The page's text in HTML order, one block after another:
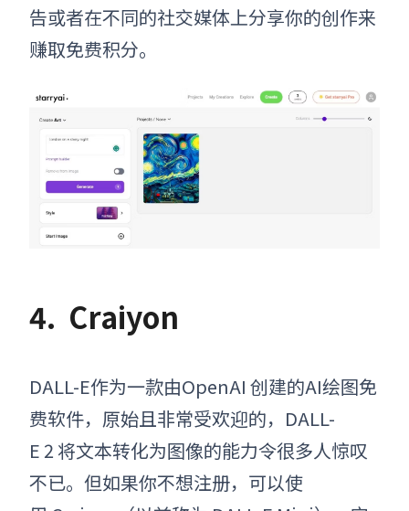
告或者在不同的社交媒体上分享你的创作来
赚取免费积分。
4. Craiyon
DALL-E作为一款由OpenAI 创建的AI绘图免
费软件， 原始且非常受欢迎的， DALL-
E 2 将文本转化为图像的能力令很多人惊叹
不已。但如果你不想注册，可以使